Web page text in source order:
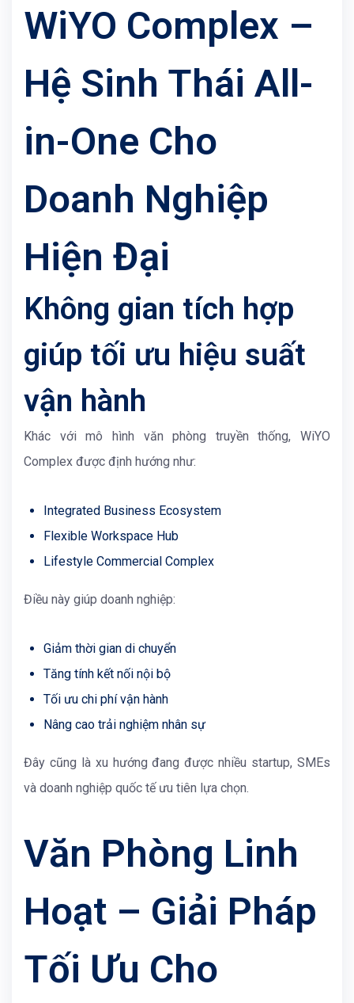
WiYO Complex –
Hệ Sinh Thái All-
in-One Cho
Doanh Nghiệp
Hiện Đại
Không gian tích hợp
giúp tối ưu hiệu suất
vận hành
Khác với mô hình văn phòng truyền thống, WiYO
Complex được định hướng như:
Integrated Business Ecosystem
Flexible Workspace Hub
Lifestyle Commercial Complex
Điều này giúp doanh nghiệp:
Giảm thời gian di chuyển
Tăng tính kết nối nội bộ
Tối ưu chi phí vận hành
Nâng cao trải nghiệm nhân sự
Đây cũng là xu hướng đang được nhiều startup, SMEs
và doanh nghiệp quốc tế ưu tiên lựa chọn.
Văn Phòng Linh
Hoạt – Giải Pháp
Tối Ưu Cho